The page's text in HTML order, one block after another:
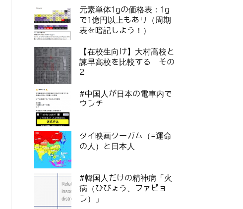
元素単体1gの価格表：1g
で1億円以上もあり（周期
表を暗記しよう！）
【在校生向け】大村高校と
諫早高校を比較する その
2
#中国人が日本の電車内で
ウンチ
タイ映画クーガム（=運命
の人）と日本人
#韓国人だけの精神病「火
病（ひびょう、ファビョ
ン）」